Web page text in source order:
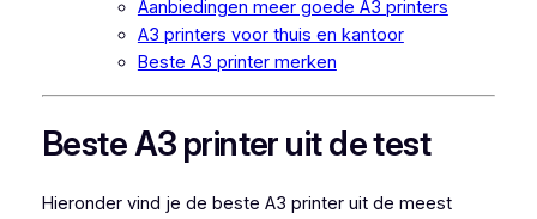
Aanbiedingen meer goede A3 printers
A3 printers voor thuis en kantoor
Beste A3 printer merken
Beste A3 printer uit de test
Hieronder vind je de beste A3 printer uit de meest